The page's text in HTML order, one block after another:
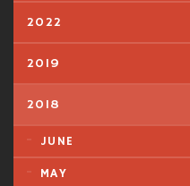
2022
2019
2018
JUNE
MAY